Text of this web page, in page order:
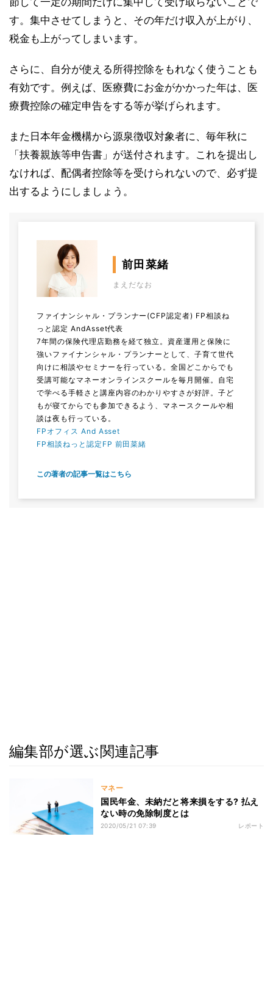
す。集中させてしまうと、その年だけ収入が上がり、
税金も上がってしまいます。
さらに、自分が使える所得控除をもれなく使うことも
有効です。例えば、医療費にお金がかかった年は、医
療費控除の確定申告をする等が挙げられます。
また日本年金機構から源泉徴収対象者に、毎年秋に
「扶養親族等申告書」が送付されます。これを提出し
なければ、配偶者控除等を受けられないので、必ず提
出するようにしましょう。
前田菜緒
まえだなお
ファイナンシャル・プランナー(CFP認定者) FP相談ね
っと認定 AndAsset代表
7年間の保険代理店勤務を経て独立。資産運用と保険に
強いファイナンシャル・プランナーとして、子育て世代
向けに相談やセミナーを行っている。全国どこからでも
受講可能なマネーオンラインスクールを毎月開催。自宅
で学べる手軽さと講座内容のわかりやすさが好評。子ど
もが寝てからでも参加できるよう、マネースクールや相
談は夜も行っている。
FPオフィス And Asset
FP相談ねっと認定FP 前田菜緒
この著者の記事一覧はこちら
編集部が選ぶ関連記事
マネー
国民年金、未納だと将来損をする? 払え
ない時の免除制度とは
2020/05/21 07:39 レポート